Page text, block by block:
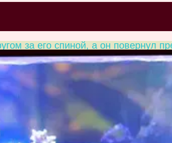
за его спиной, а он повернул